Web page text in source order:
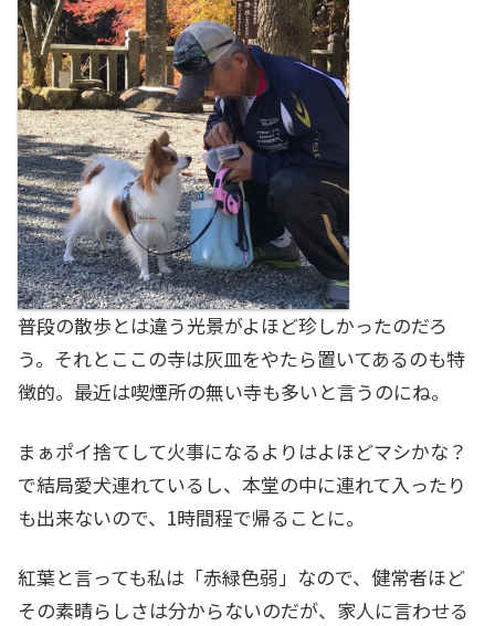
普段の散歩とは違う光景がよほど珍しかったのだろ
う。それとここの寺は灰皿をやたら置いてあるのも特
徴的。最近は喫煙所の無い寺も多いと言うのにね。
まぁポイ捨てして火事になるよりはよほどマシかな？
で結局愛犬連れているし、本堂の中に連れて入ったり
も出来ないので、1時間程で帰ることに。
紅葉と言っても私は「赤緑色弱」なので、健常者ほど
その素晴らしさは分からないのだが、家人に言わせる